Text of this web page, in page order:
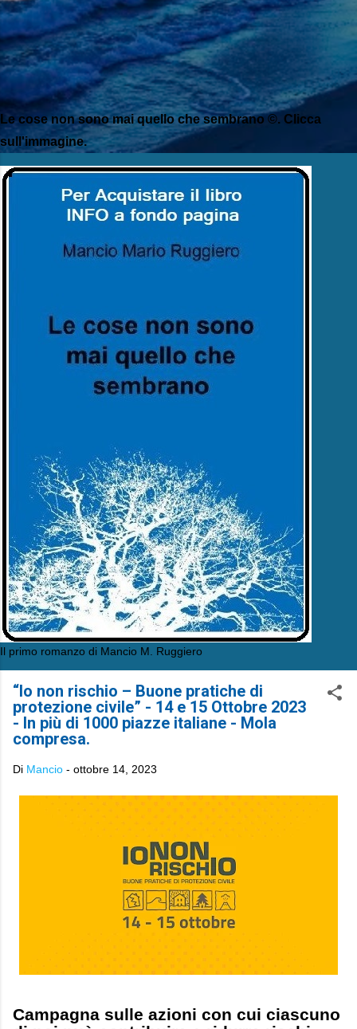
Le cose non sono mai quello che sembrano ©. Clicca
sull'immagine.
Il primo romanzo di Mancio M. Ruggiero
“Io non rischio – Buone pratiche di
protezione civile” - 14 e 15 Ottobre 2023
- In più di 1000 piazze italiane - Mola
compresa.
Di Mancio - ottobre 14, 2023
Campagna sulle azioni con cui ciascuno